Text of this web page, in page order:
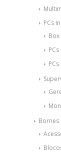
PCs
Box
Bornes